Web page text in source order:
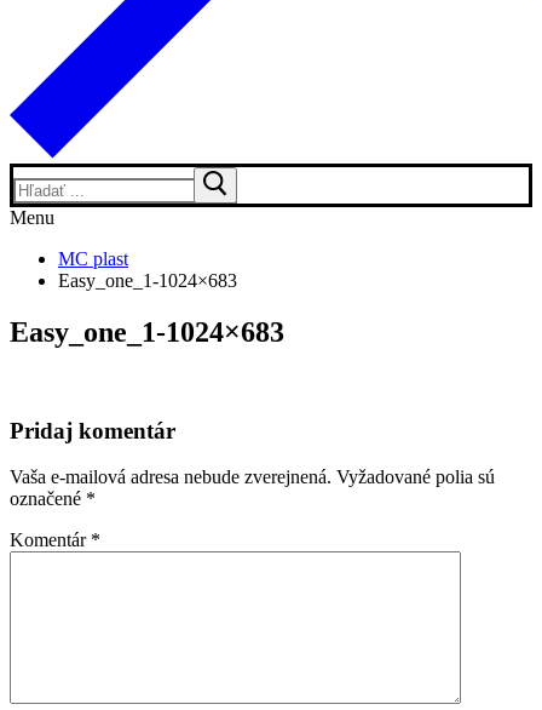
Hľadať:
Menu
MC plast
Easy_one_1-1024×683
Easy_one_1-1024×683
Pridaj komentár
Vaša e-mailová adresa nebude zverejnená. Vyžadované polia sú
označené *
Komentár *